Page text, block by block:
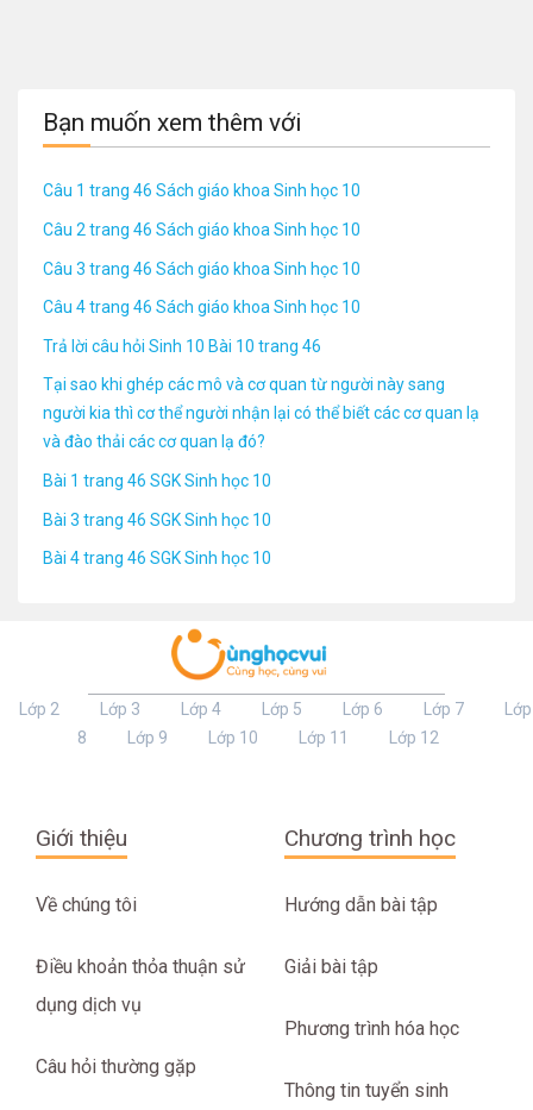
Bạn muốn xem thêm với
Câu 1 trang 46 Sách giáo khoa Sinh học 10
Câu 2 trang 46 Sách giáo khoa Sinh học 10
Câu 3 trang 46 Sách giáo khoa Sinh học 10
Câu 4 trang 46 Sách giáo khoa Sinh học 10
Trả lời câu hỏi Sinh 10 Bài 10 trang 46
Tại sao khi ghép các mô và cơ quan từ người này sang
người kia thì cơ thể người nhận lại có thể biết các cơ quan lạ
và đào thải các cơ quan lạ đó?
Bài 1 trang 46 SGK Sinh học 10
Bài 3 trang 46 SGK Sinh học 10
Bài 4 trang 46 SGK Sinh học 10
Lớp 2 Lớp 3 Lớp 4 Lớp 5 Lớp 6 Lớp 7
Lớp
8
Lớp 9 Lớp 10 Lớp 11 Lớp 12
Giới thiệu
Về chúng tôi
Điều khoản thỏa thuận sử
dụng dịch vụ
Câu hỏi thường gặp
Chương trình học
Hướng dẫn bài tập
Giải bài tập
Phương trình hóa học
Thông tin tuyển sinh